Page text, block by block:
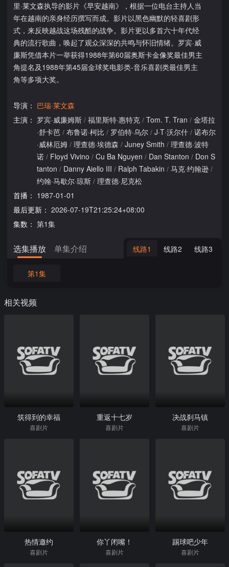
里·莱文森执导的影片《早安越南》，根据一位电台主持人当
年在越南的亲身经历撰写而成。影片以黑色幽默的轻喜剧形
式，来反映越战这场残酷的战争。影片更以多首六十年代经
典的流行歌曲，唤起了观众深深的共鸣与怀旧情绪。罗宾·威
廉斯凭借本片一举获得1988年第60届奥斯卡金像奖最佳男主
角提名及1988年第45届金球奖电影类-音乐喜剧类最佳男主
角等多项大奖。
导演： 巴瑞·莱文森
主演： 罗宾·威廉姆斯 / 福里斯特·惠特克 / Tom. T. Tran / 金塔拉
·舒卡芭 / 布鲁诺·柯比 / 罗伯特·乌尔 / J·T·沃尔什 / 诺布尔
·威林厄姆 / 理查德·埃德森 / Juney Smith / 理查德·波特
诺 / Floyd Vivino / Cu Ba Nguyen / Dan Stanton / Don S
tanton / Danny Aiello III / Ralph Tabakin / 马克·约翰逊 /
约翰·马歇尔·琼斯 / 理查德·尼克松
首播： 1987-01-01
最后更新： 2026-07-19T21:25:24+08:00
集数： 第1集
选集播放 单集介绍 线路1 线路2 线路3
第1集
相关视频
筑得到的幸福
喜剧片
重返十七岁
喜剧片
决战刹马镇
喜剧片
热情邀约
喜剧片
你丫闭嘴！
喜剧片
踢球吧少年
喜剧片